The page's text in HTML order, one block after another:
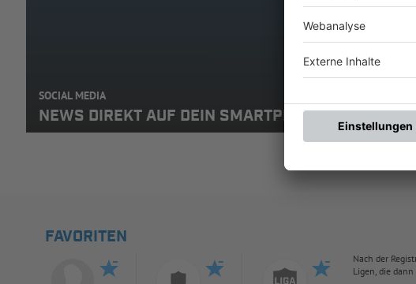
SOCIAL MEDIA
NEWS DIREKT AUF DEIN SMARTPHONE:
FAVORITEN
Nach der
Ligen, die